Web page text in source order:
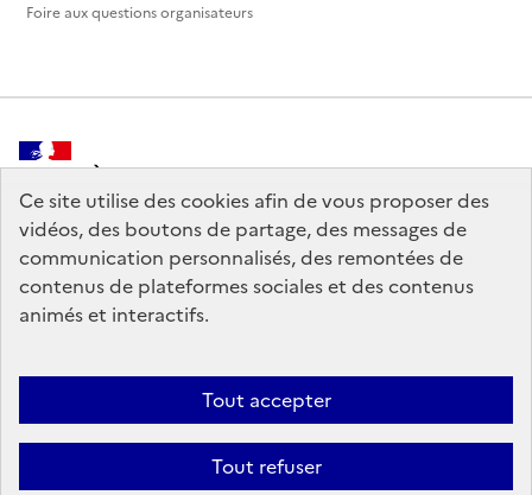
Ce site utilise des cookies afin de vous proposer des
vidéos, des boutons de partage, des messages de
communication personnalisés, des remontées de
contenus de plateformes sociales et des contenus
animés et interactifs.
Tout accepter
Tout refuser
Foire aux questions organisateurs
MINISTÈRE
DE LA CULTURE
legifrance.gouv.fr
service-public.gouv.fr
data.gouv.fr